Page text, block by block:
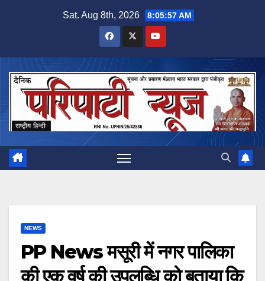
Sat. Aug 8th, 2026 8:05:57 AM
NEWS
PP News मसूरी में नगर पालिका
की एक वर्ष की उपलब्धि को बताया कि